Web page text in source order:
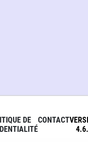
DE
CONTACT